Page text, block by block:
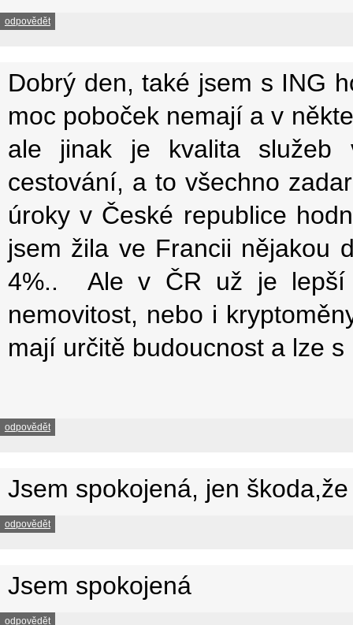
odpovědět
Dobrý den, také jsem s ING
moc poboček nemají a v
ale jinak je kvalita služeb
cestování, a to všechno
úroky v České republice
jsem žila ve Francii nějakou
4%.. Ale v ČR už je lepší
nemovitost, nebo i
mají určitě budoucnost a lze
odpovědět
Jsem spokojená, jen
odpovědět
Jsem spokojená
odpovědět